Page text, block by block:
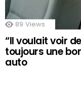
89 Views
“Il voulait voir
toujours une
auto